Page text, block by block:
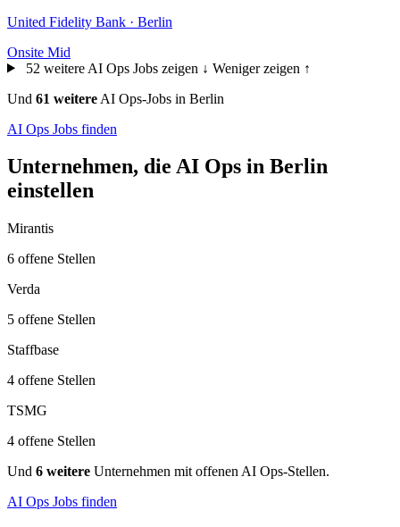
United Fidelity Bank · Berlin
Onsite Mid
52 weitere AI Ops Jobs zeigen ↓ Weniger zeigen ↑
Und 61 weitere AI Ops-Jobs in Berlin
AI Ops Jobs finden
Unternehmen, die AI Ops in Berlin
einstellen
Mirantis
6 offene Stellen
Verda
5 offene Stellen
Staffbase
4 offene Stellen
TSMG
4 offene Stellen
Und 6 weitere Unternehmen mit offenen AI Ops-Stellen.
AI Ops Jobs finden